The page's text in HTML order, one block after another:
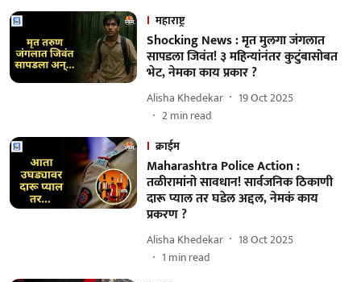
महाराष्ट्र
Shocking News : मृत मुलगा जंगलात
सापडला जिवंत! ३ महिन्यांनंतर कुटुंबासोबत
भेट, नेमका काय प्रकार ?
Alisha Khedekar
19 Oct 2025
2min read
क्राईम
Maharashtra Police Action :
तळीरामांनो सावधान! सार्वजनिक ठिकाणी
दारू प्याल तर घडेल अद्दल, नेमकं काय
प्रकरण ?
Alisha Khedekar
18 Oct 2025
1 min read